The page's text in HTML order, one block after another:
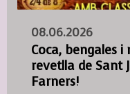
08.06.2026
Coca, bengales
revetlla de Sant
Farners!